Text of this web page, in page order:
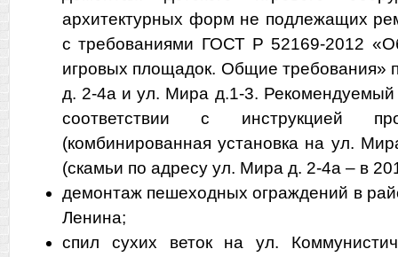
архитектурных форм не подлежащих
с требованиями ГОСТ Р 52169-2012
игровых площадок. Общие требования»
д. 2-4а и ул. Мира д.1-3. Рекомендуемый
соответствии с инструкцией
(комбинированная установка на ул.
(скамьи по адресу ул. Мира д. 2-4а – в
демонтаж пешеходных ограждений в
Ленина;
спил сухих веток на ул.